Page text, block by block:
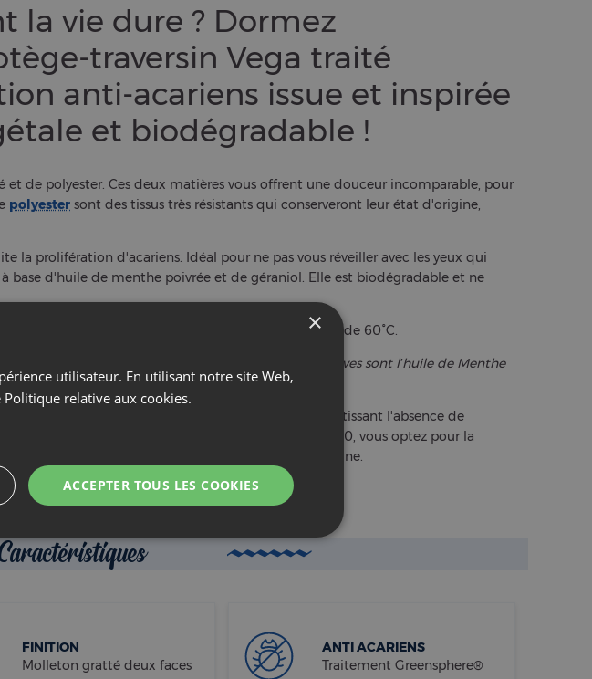
la vie dure ? Dormez
traversin Vega traité
anti-acariens issue et inspirée
et biodégradable !
de polyester. Ces deux matières vous offrent une douceur incomparable, pour
polyester sont des tissus très résistants qui conserveront leur état d'origine,
la prolifération d'acariens. Idéal pour ne pas vous réveiller avec les yeux qui
d'huile de menthe poivrée et de géraniol. Elle est biodégradable et ne
traversin en machine à une température maximale de 60°C.
acarien et anti-bactérien dont les substances actives sont l’huile de Menthe
OEKO-TEX® STANDARD 100, le premier label garantissant l'absence de
traversin labellisé OEKO-TEX® STANDARD 100, vous optez pour la
que pour un produit respectueux de la santé humaine.
et labellisé OEKO-TEX® STANDARD 100.
FINITION
Molleton gratté deux faces
ANTI ACARIENS
Traitement Greensphere®